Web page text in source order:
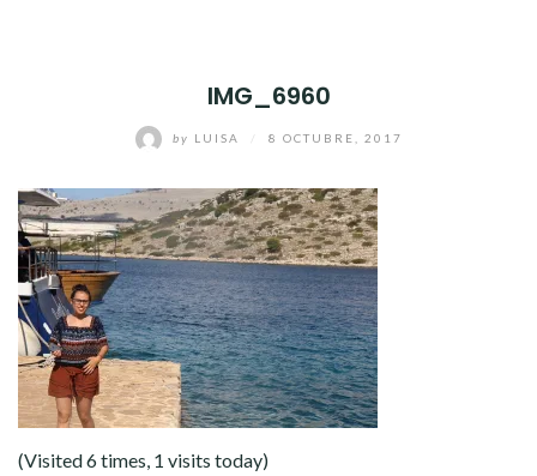
IMG_6960
by LUISA 8 OCTUBRE, 2017
(Visited 6 times, 1 visits today)